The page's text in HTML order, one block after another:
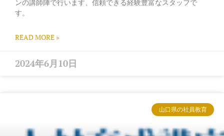
ンの講師陣で行います、信頼できる経験豊富なスタッフで
す。
READ MORE »
2024年6月10日
山口県の社員教育